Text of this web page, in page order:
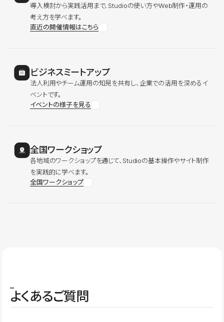
導入検討から実践活用まで、Studioの使い方やWeb制作・運用の
考え方を学べます。
直近の開催情報はこちら
ビジネスミートアップ
法人利用やチーム運用の知見を共有し、企業での活用を深めるイ
ベントです。
イベントの様子を見る
全国ワークショップ
各地域のワークショップを通じて、Studioの基本操作やサイト制作
を実践的に学べます。
全国ワークショップ
よくあるご質問